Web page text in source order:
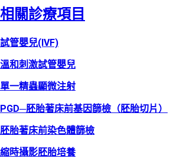
相關診療項目
試管嬰兒(IVF)
溫和刺激試管嬰兒
單一精蟲顯微注射
PGD─胚胎著床前基因篩檢（胚胎切片）
胚胎著床前染色體篩檢
縮時攝影胚胎培養